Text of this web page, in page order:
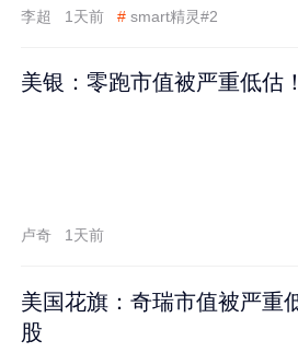
李超 1天前 # smart精灵#2
美银：零跑市值被严重低估
卢奇 1天前
美国花旗：奇瑞市值被严重
股